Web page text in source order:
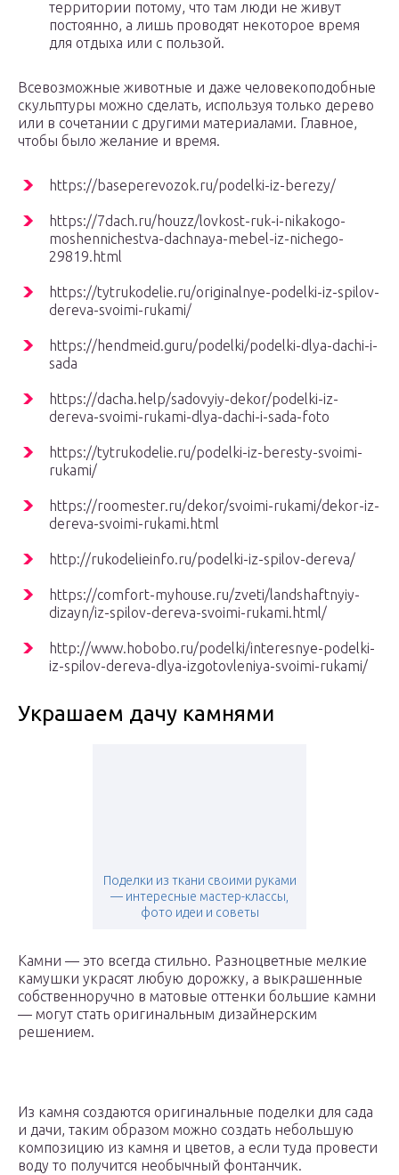
территории потому, что там люди не живут
постоянно, а лишь проводят некоторое время
для отдыха или с пользой.
Всевозможные животные и даже человекоподобные
скульптуры можно сделать, используя только дерево
или в сочетании с другими материалами. Главное,
чтобы было желание и время.
https://baseperevozok.ru/podelki-iz-berezy/
https://7dach.ru/houzz/lovkost-ruk-i-nikakogo-
moshennichestva-dachnaya-mebel-iz-nichego-
29819.html
https://tytrukodelie.ru/originalnye-podelki-iz-spilov-
dereva-svoimi-rukami/
https://hendmeid.guru/podelki/podelki-dlya-dachi-i-
sada
https://dacha.help/sadovyiy-dekor/podelki-iz-
dereva-svoimi-rukami-dlya-dachi-i-sada-foto
https://tytrukodelie.ru/podelki-iz-beresty-svoimi-
rukami/
https://roomester.ru/dekor/svoimi-rukami/dekor-iz-
dereva-svoimi-rukami.html
http://rukodelieinfo.ru/podelki-iz-spilov-dereva/
https://comfort-myhouse.ru/zveti/landshaftnyiy-
dizayn/iz-spilov-dereva-svoimi-rukami.html/
http://www.hobobo.ru/podelki/interesnye-podelki-
iz-spilov-dereva-dlya-izgotovleniya-svoimi-rukami/
Украшаем дачу камнями
Поделки из ткани своими руками
— интересные мастер-классы,
фото идеи и советы
Камни — это всегда стильно. Разноцветные мелкие
камушки украсят любую дорожку, а выкрашенные
собственноручно в матовые оттенки большие камни
— могут стать оригинальным дизайнерским
решением.
Из камня создаются оригинальные поделки для сада
и дачи, таким образом можно создать небольшую
композицию из камня и цветов, а если туда провести
воду то получится необычный фонтанчик.